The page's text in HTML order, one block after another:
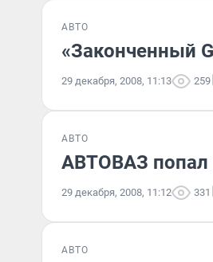
АВТО
«Законченный
29 декабря, 2008, 11:13 259
АВТО
АВТОВАЗ попал
29 декабря, 2008, 11:12 331
АВТО